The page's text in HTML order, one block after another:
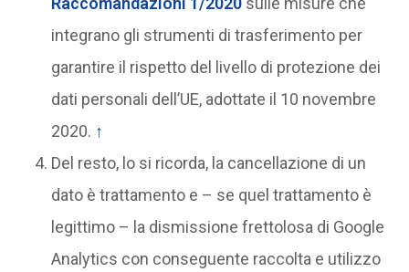
integrano gli strumenti di trasferimento per
garantire il rispetto del livello di protezione dei
dati personali dell’UE, adottate il 10 novembre
2020. ↑
Del resto, lo si ricorda, la cancellazione di un
dato è trattamento e – se quel trattamento è
legittimo – la dismissione frettolosa di Google
Analytics con conseguente raccolta e utilizzo